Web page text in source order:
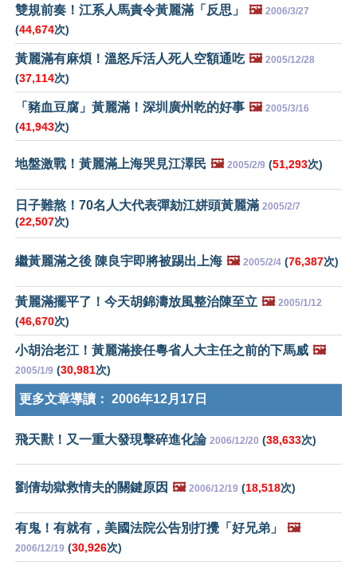
雙規前奏！江系人馬責令黃麗滿「反思」 🖼️ 2006/3/27
(44,674次)
黃麗滿有麻煩！溫怒斥活人死人空額通吃 🖼️ 2005/12/28
(37,114次)
「豬血豆腐」黃麗滿！深圳廣州乾的好事 🖼️ 2005/3/16
(41,943次)
地盤激戰！黃麗滿上海哭見江澤民 🖼️ 2005/2/9 (51,293次)
日子難熬！70名人大代表彈劾江姘頭黃麗滿 2005/2/7
(22,507次)
繼黃麗滿之後 陳良宇即將被踢出上海 🖼️ 2005/2/4 (76,387次)
黃麗滿擺平了！今天胡錦濤放風整治陳至立 🖼️ 2005/1/12
(46,670次)
小胡治老江！黃麗滿接任粵省人大主任之前的下馬威 🖼️
2005/1/9 (30,981次)
更多文章導讀： 2006年12月17日
飛天獸！又一重大發現擊碎進化論 2006/12/20 (38,633次)
劉倩劫獄救情夫的關鍵原因 🖼️ 2006/12/19 (18,518次)
有鬼！有就有，美國法院公告別打攪「好兄弟」 🖼️
2006/12/19 (30,926次)